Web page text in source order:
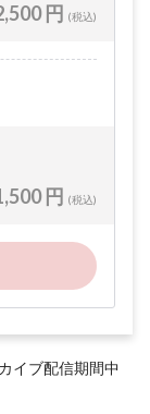
円 (税込)
円 (税込)
イブ配信期間中